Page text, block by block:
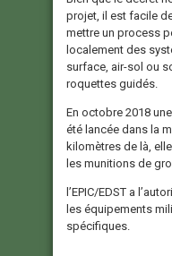
projet, il est facile
mettre un process
localement des
surface, air-sol ou
roquettes guidés.
En octobre 2018
été lancée dans la
kilomètres de là,
les munitions de
l’EPIC/EDST a
les équipements
spécifiques.